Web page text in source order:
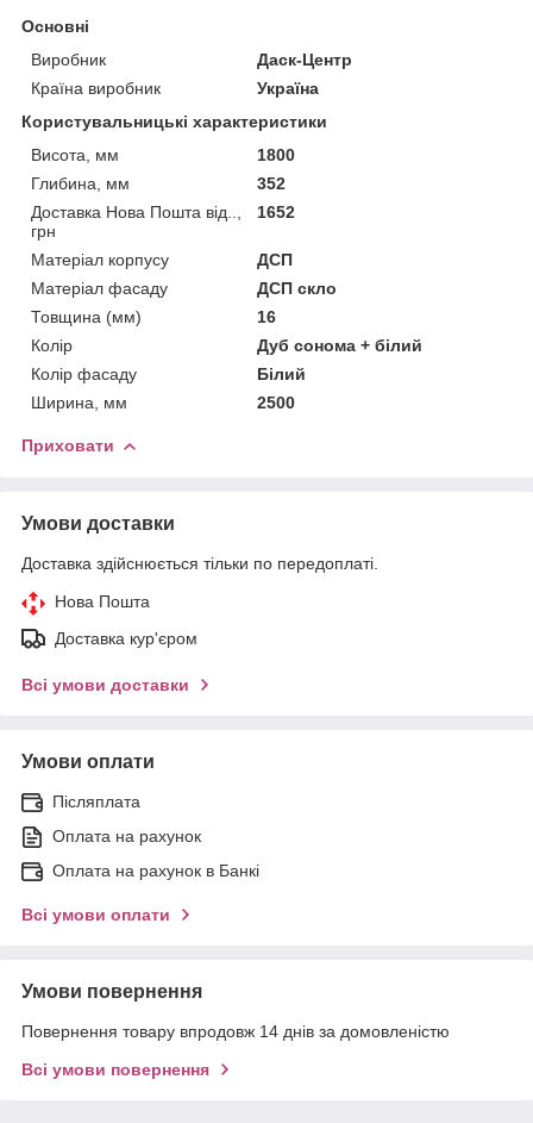
Основні
Виробник
Даск-Центр
Країна виробник
Україна
Користувальницькі характеристики
Висота, мм
1800
Глибина, мм
352
Доставка Нова Пошта від..,
грн
1652
Матеріал корпусу
ДСП
Матеріал фасаду
ДСП скло
Товщина (мм)
16
Колір
Дуб сонома + білий
Колір фасаду
Білий
Ширина, мм
2500
Приховати
Умови доставки
Доставка здійснюється тільки по передоплаті.
Нова Пошта
Доставка кур'єром
Всі умови доставки
Умови оплати
Післяплата
Оплата на рахунок
Оплата на рахунок в Банкі
Всі умови оплати
Умови повернення
Повернення товару впродовж 14 днів за домовленістю
Всі умови повернення